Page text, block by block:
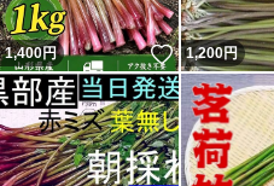
1,400円 いいね！
1,200円